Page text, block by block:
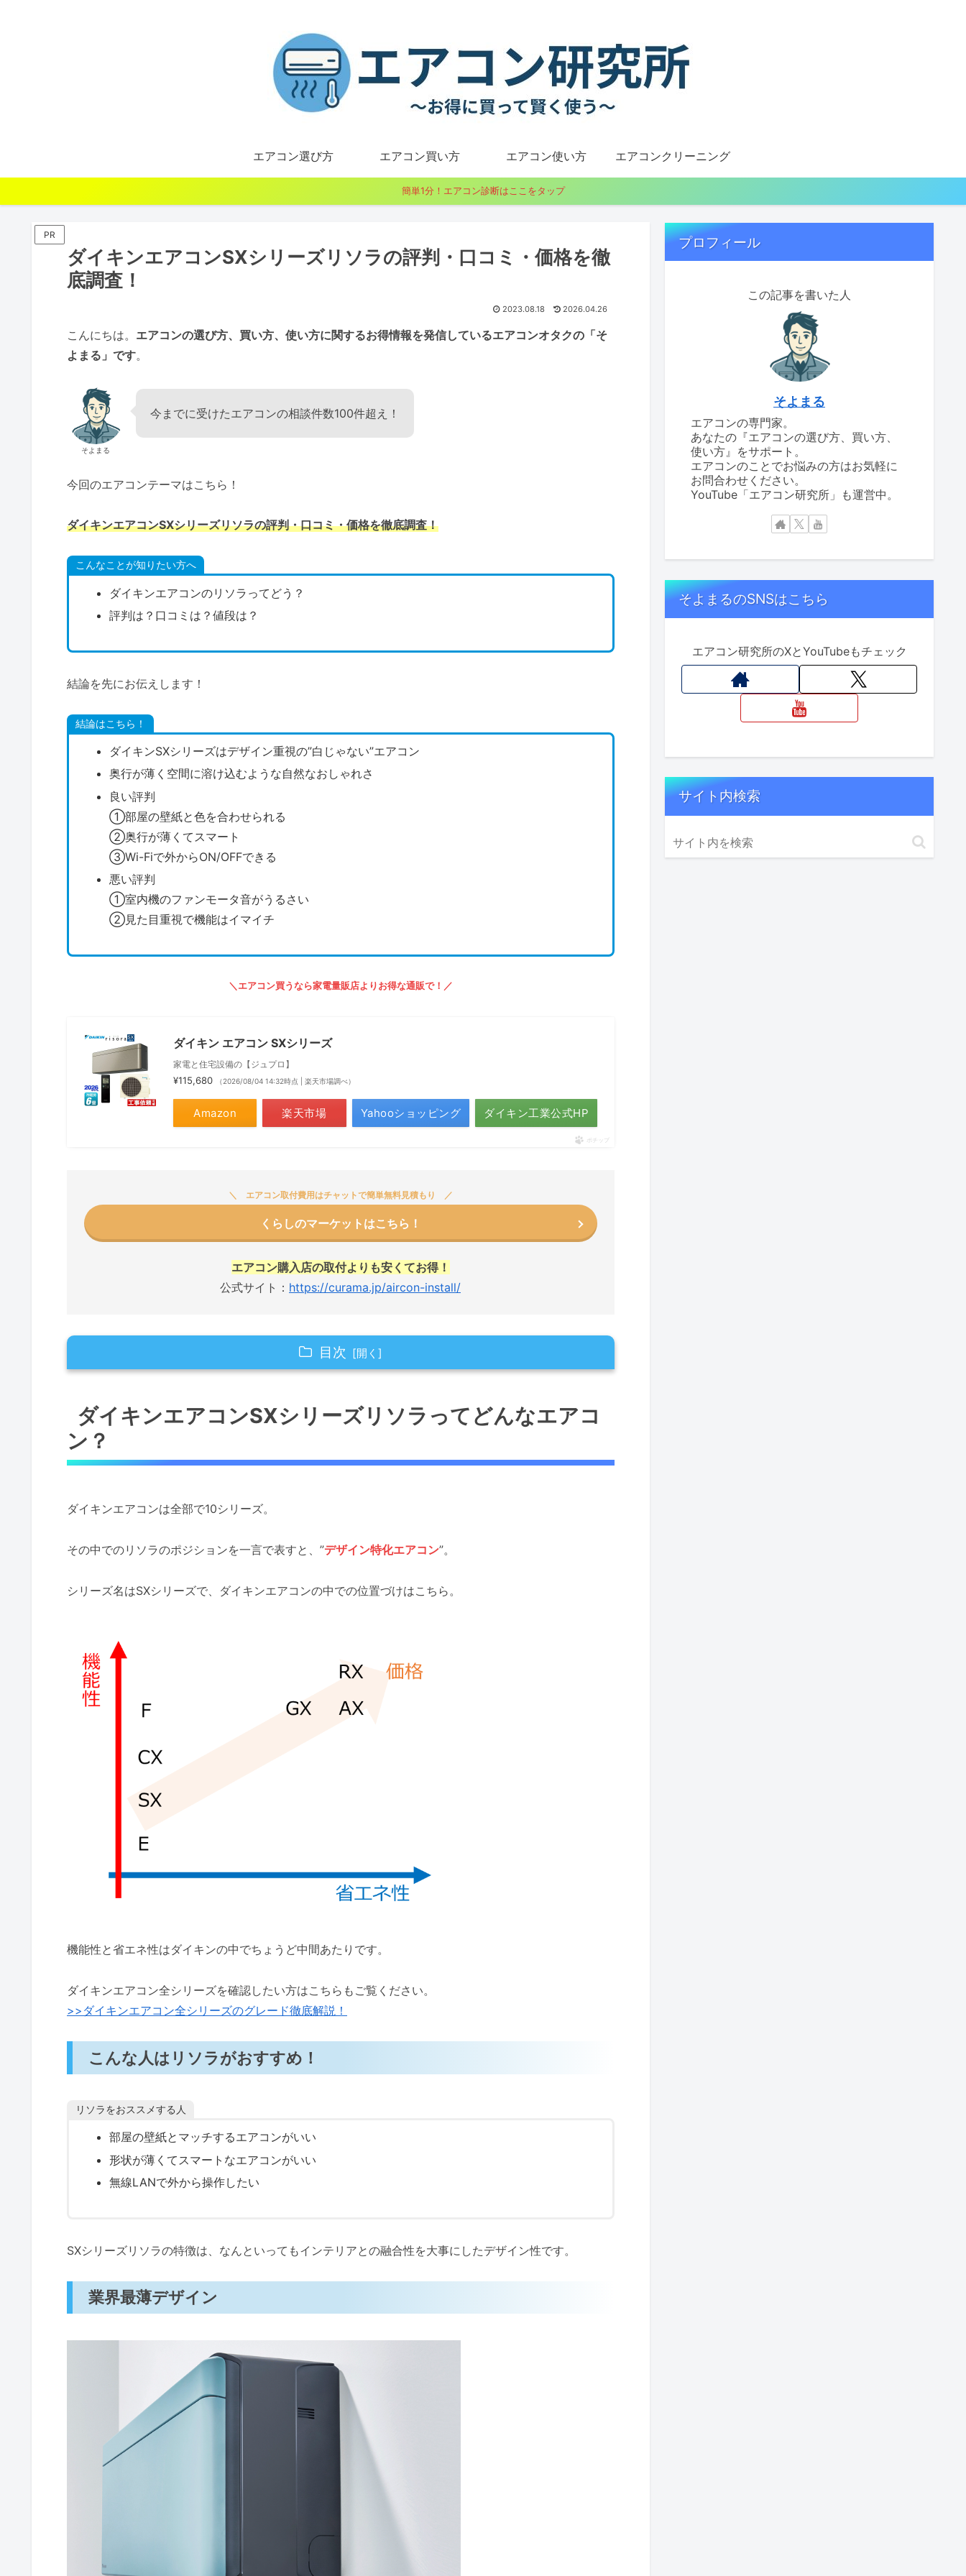
エアコン選び方 エアコン買い方 エアコン使い方 エアコンクリーニング
簡単1分！エアコン診断はここをタップ
PR
ダイキンエアコンSXシリーズリソラの評判・口コミ・価格を徹
底調査！
2023.08.18 2026.04.26
こんにちは。 エアコンの選び方、買い方、使い方に関するお得情報を発信しているエアコンオタクの「そ
よまる」です。
そよまる
今までに受けたエアコンの相談件数100件超え！
今回のエアコンテーマはこちら！
ダイキンエアコンSXシリーズリソラの評判・口コミ・価格を徹底調査！
こんなことが知りたい方へ
ダイキンエアコンのリソラってどう？
評判は？口コミは？値段は？
結論を先にお伝えします！
結論はこちら！
ダイキンSXシリーズはデザイン重視の”白じゃない”エアコン
奥行が薄く空間に溶け込むような自然なおしゃれさ
良い評判
①部屋の壁紙と色を合わせられる
②奥行が薄くてスマート
③Wi-Fiで外からON/OFFできる
悪い評判
①室内機のファンモータ音がうるさい
②見た目重視で機能はイマイチ
＼エアコン買うなら家電量販店よりお得な通販で！／
ダイキン エアコン SXシリーズ
家電と住宅設備の【ジュプロ】
¥115,680 （2026/08/04 14:32時点 | 楽天市場調べ）
Amazon 楽天市場 Yahooショッピング ダイキン工業公式HP
ポチップ
エアコン取付費用はチャットで簡単無料見積もり
くらしのマーケットはこちら！
エアコン購入店の取付よりも安くてお得！
公式サイト： https://curama.jp/aircon-install/
目次
ダイキンエアコンSXシリーズリソラの口コミ・評判
ダイキンエアコンリソラはどこで買うのがオトク？
ダイキンエアコンSXシリーズリソラってどんなエアコ
ン？
ダイキンエアコンは全部で10シリーズ。
その中でのリソラのポジションを一言で表すと、”デザイン特化エアコン”。
シリーズ名はSXシリーズで、ダイキンエアコンの中での位置づけはこちら。
機能性と省エネ性はダイキンの中でちょうど中間あたりです。
ダイキンエアコン全シリーズを確認したい方はこちらもご覧ください。
>>ダイキンエアコン全シリーズのグレード徹底解説！
こんな人はリソラがおすすめ！
リソラをおススメする人
部屋の壁紙とマッチするエアコンがいい
形状が薄くてスマートなエアコンがいい
無線LANで外から操作したい
SXシリーズリソラの特徴は、なんといってもインテリアとの融合性を大事にしたデザイン性です。
業界最薄デザイン
プロフィール
この記事を書いた人
そよまる
エアコンの専門家。
あなたの『エアコンの選び方、買い方、
使い方』をサポート。
エアコンのことでお悩みの方はお気軽に
お問合わせください。
YouTube「エアコン研究所」も運営中。
そよまるのSNSはこちら
エアコン研究所のXとYouTubeもチェック
サイト内検索